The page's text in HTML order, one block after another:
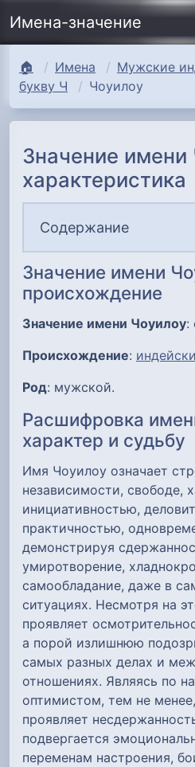
Имена-значение
🏠 Имена
Мужские
букву Ч
Чоуилоу
Значение имени
характеристика
Содержание
Значение имени
происхождение
Значение имени Чоуилоу:
Происхождение:
Род: мужской.
Расшифровка
характер и судьбу
Имя Чоуилоу означает
независимости, свободе,
инициативностью,
практичностью,
демонстрируя
умиротворение,
самообладание, даже в
ситуациях. Несмотря на
проявляет
а порой излишнюю
самых разных делах и
отношениях. Являясь по
оптимистом, тем не
проявляет
подвергается
переменам настроения,